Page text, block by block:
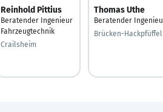
Reinhold Pittius
Beratender Ingenieur
Fahrzeugtechnik
Crailsheim
Thomas Uthe
Beratender
Brücken-Hackpfüffel